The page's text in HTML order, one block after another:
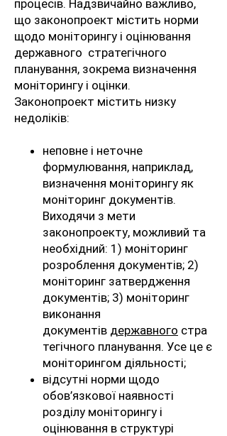
процесів. Надзвичайно важливо,
що законопроект містить норми
щодо моніторингу і оцінювання
державного стратегічного
планування, зокрема визначення
моніторингу і оцінки.
Законопроект містить низку
недоліків:
неповне і неточне
формулювання, наприклад,
визначення моніторингу як
моніторинг документів.
Виходячи з мети
законопроекту, можливий та
необхідний: 1) моніторинг
розроблення документів; 2)
моніторинг затвердження
документів; 3) моніторинг
виконання
документів державного стра
тегічного планування. Усе це є
моніторингом діяльності;
відсутні норми щодо
обов’язкової наявності
розділу моніторингу і
оцінювання в структурі